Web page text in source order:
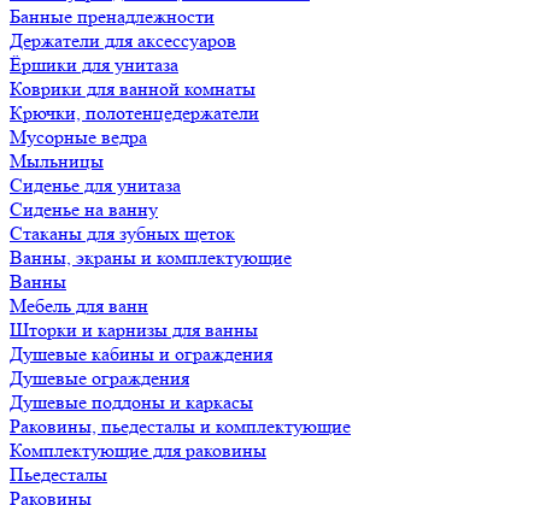
Банные пренадлежности
Держатели для аксессуаров
Ёршики для унитаза
Коврики для ванной комнаты
Крючки, полотенцедержатели
Мусорные ведра
Мыльницы
Сиденье для унитаза
Сиденье на ванну
Стаканы для зубных щеток
Ванны, экраны и комплектующие
Ванны
Мебель для ванн
Шторки и карнизы для ванны
Душевые кабины и ограждения
Душевые ограждения
Душевые поддоны и каркасы
Раковины, пьедесталы и комплектующие
Комплектующие для раковины
Пьедесталы
Раковины